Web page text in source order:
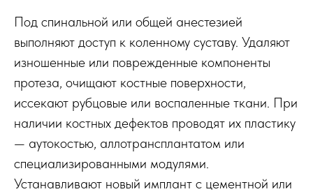
Под спинальной или общей анестезией
выполняют доступ к коленному суставу. Удаляют
изношенные или поврежденные компоненты
протеза, очищают костные поверхности,
иссекают рубцовые или воспаленные ткани. При
наличии костных дефектов проводят их пластику
— аутокостью, аллотрансплантатом или
специализированными модулями.
Устанавливают новый имплант с цементной или